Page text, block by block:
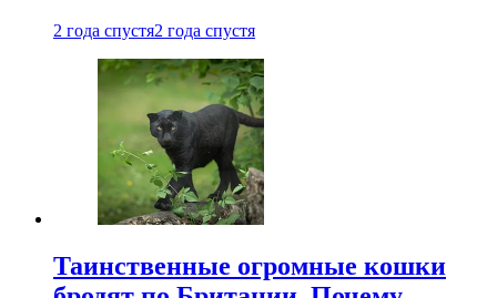
2 года спустя2 года спустя
Таинственные огромные кошки